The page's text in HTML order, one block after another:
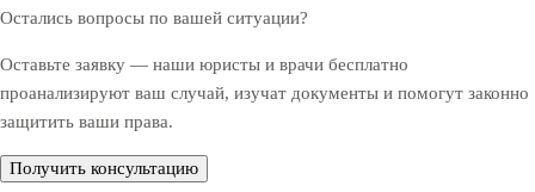
Остались вопросы по вашей ситуации?
Оставьте заявку — наши юристы и врачи бесплатно
проанализируют ваш случай, изучат документы и помогут законно
защитить ваши права.
Получить консультацию